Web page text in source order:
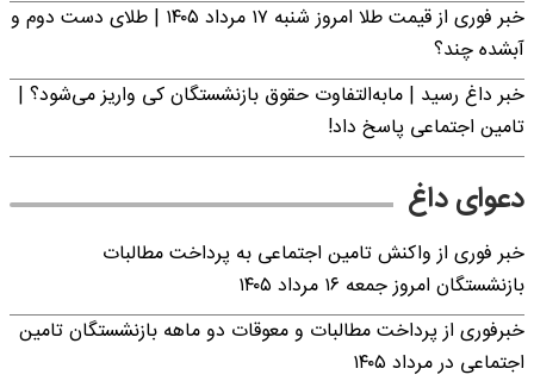
خبر فوری از قیمت طلا امروز شنبه ۱۷ مرداد ۱۴۰۵ | طلای دست دوم و
آبشده چند؟
خبر داغ رسید | مابه‌التفاوت حقوق بازنشستگان کی واریز می‌شود؟ |
تامین اجتماعی پاسخ داد!
دعوای داغ
خبر فوری از واکنش تامین اجتماعی به پرداخت مطالبات
بازنشستگان امروز جمعه ۱۶ مرداد ۱۴۰۵
خبرفوری از پرداخت مطالبات و معوقات دو ماهه بازنشستگان تامین
اجتماعی در مرداد ۱۴۰۵